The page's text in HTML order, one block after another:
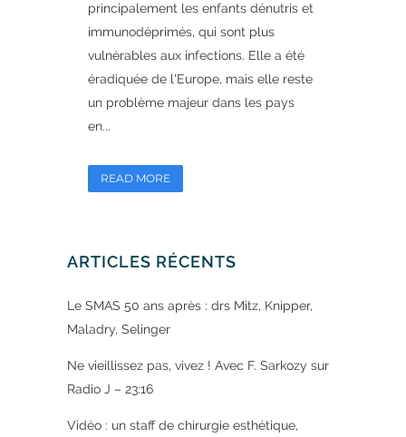
principalement les enfants dénutris et
immunodéprimés, qui sont plus
vulnérables aux infections. Elle a été
éradiquée de l'Europe, mais elle reste
un problème majeur dans les pays
en...
READ MORE
ARTICLES RÉCENTS
Le SMAS 50 ans après : drs Mitz, Knipper,
Maladry, Selinger
Ne vieillissez pas, vivez ! Avec F. Sarkozy sur
Radio J – 23:16
Vidéo : un staff de chirurgie esthétique,